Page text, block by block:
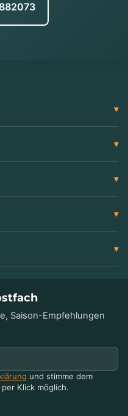
Saison-Empfehlungen
und stimme dem
Klick möglich.